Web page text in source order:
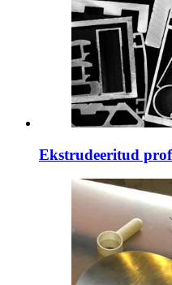
Ekstrudeeritud